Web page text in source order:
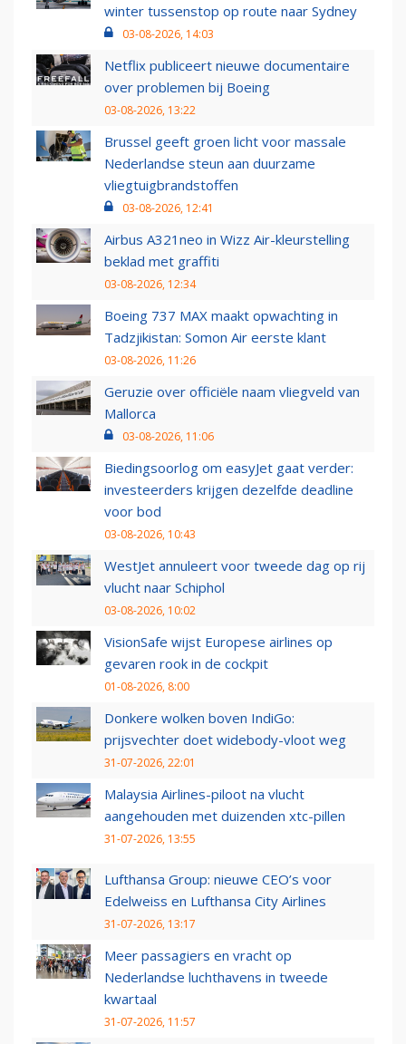
winter tussenstop op route naar Sydney
03-08-2026, 14:03
Netflix publiceert nieuwe documentaire
over problemen bij Boeing
03-08-2026, 13:22
Brussel geeft groen licht voor massale
Nederlandse steun aan duurzame
vliegtuigbrandstoffen
03-08-2026, 12:41
Airbus A321neo in Wizz Air-kleurstelling
beklad met graffiti
03-08-2026, 12:34
Boeing 737 MAX maakt opwachting in
Tadzjikistan: Somon Air eerste klant
03-08-2026, 11:26
Geruzie over officiële naam vliegveld van
Mallorca
03-08-2026, 11:06
Biedingsoorlog om easyJet gaat verder:
investeerders krijgen dezelfde deadline
voor bod
03-08-2026, 10:43
WestJet annuleert voor tweede dag op rij
vlucht naar Schiphol
03-08-2026, 10:02
VisionSafe wijst Europese airlines op
gevaren rook in de cockpit
01-08-2026, 8:00
Donkere wolken boven IndiGo:
prijsvechter doet widebody-vloot weg
31-07-2026, 22:01
Malaysia Airlines-piloot na vlucht
aangehouden met duizenden xtc-pillen
31-07-2026, 13:55
Lufthansa Group: nieuwe CEO’s voor
Edelweiss en Lufthansa City Airlines
31-07-2026, 13:17
Meer passagiers en vracht op
Nederlandse luchthavens in tweede
kwartaal
31-07-2026, 11:57